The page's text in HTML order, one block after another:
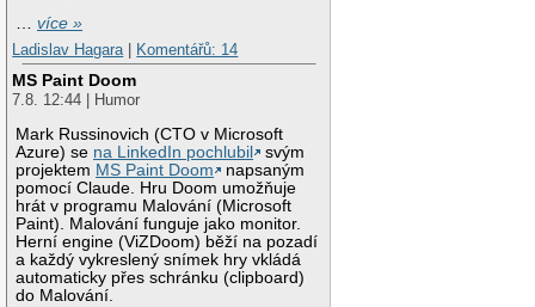
…více »
Ladislav Hagara
Komentářů: 14
MS Paint Doom
7.8. 12:44 | Humor
Mark Russinovich (CTO v Microsoft
Azure) se na LinkedIn pochlubil
svým
projektem MS Paint Doom
napsaným
pomocí Claude. Hru Doom umožňuje
hrát v programu Malování (Microsoft
Paint). Malování funguje jako monitor.
Herní engine (ViZDoom) běží na pozadí
a každý vykreslený snímek hry vkládá
automaticky přes schránku (clipboard)
do Malování.